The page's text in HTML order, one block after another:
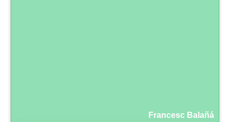
Francesc Balañá